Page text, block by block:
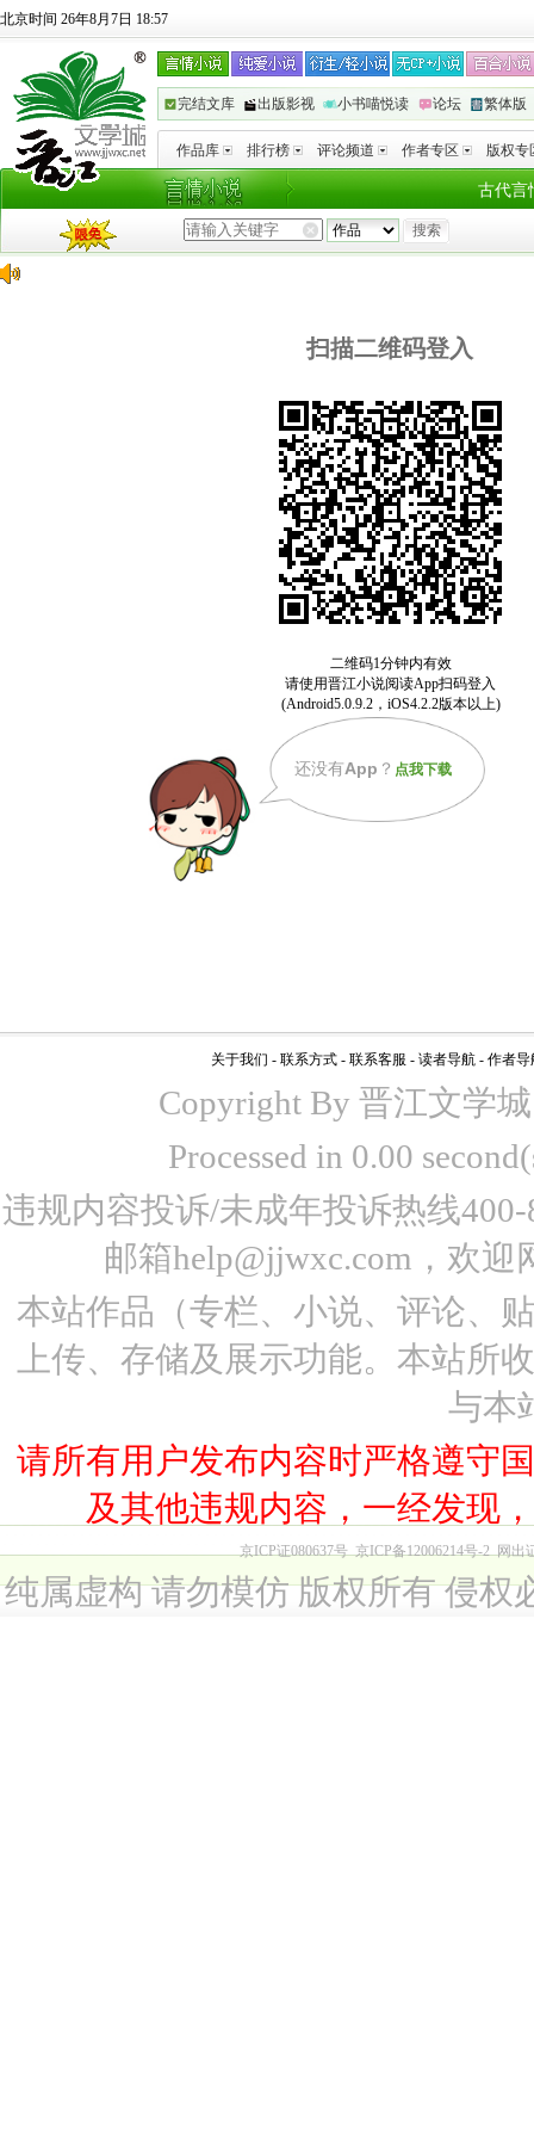
北京时间 26年8月7日 18:57
完结文库 出版影视 小书喵悦读 论坛 繁体版
作品库 排行榜 评论频道 作者专区 版权专
古代言
扫描二维码登入
还没有App ？ 点我下载
关于我们 - 联系方式 - 联系客服 - 读者导航 - 作者导
Copyright By 晋江文学
Processed in 0.00
违规内容投诉/未成年投诉热线
邮箱help@jjwxc.com，欢
本站作品（专栏、小说、评论、
上传、存储及展示功能。本站所
与本
请所有用户发布内容时严格遵守
及其他违规内容，一经发现
京ICP证080637号 京ICP备12006214号-2 网出
纯属虚构 请勿模仿 版权所有 侵权